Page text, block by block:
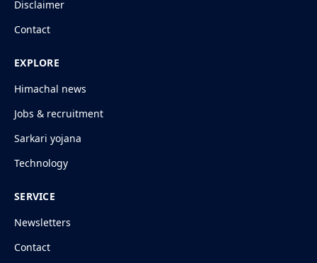
Disclaimer
Contact
EXPLORE
Himachal news
Jobs & recruitment
Sarkari yojana
Technology
SERVICE
Newsletters
Contact